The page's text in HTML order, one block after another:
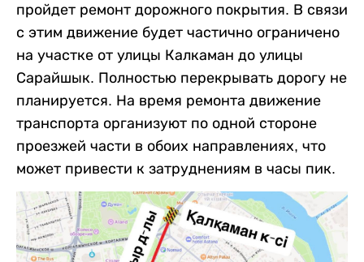
пройдет ремонт дорожного покрытия. В связи
с этим движение будет частично ограничено
на участке от улицы Калкаман до улицы
Сарайшык. Полностью перекрывать дорогу не
планируется. На время ремонта движение
транспорта организуют по одной стороне
проезжей части в обоих направлениях, что
может привести к затруднениям в часы пик.